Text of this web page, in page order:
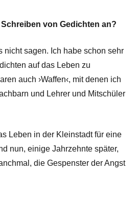
von Gedichten an?
nicht sagen. Ich habe schon sehr
auf das Leben zu
auch ›Waffen‹, mit denen ich
und Lehrer und Mitschüler
Leben in der Kleinstadt für eine
nun, einige Jahrzehnte später,
die Gespenster der Angst